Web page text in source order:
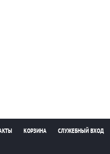
КОРЗИНА СЛУЖЕБНЫЙ ВХОД